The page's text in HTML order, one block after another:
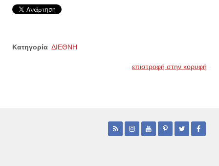
Κατηγορία ΔΙΕΘΝΗ
επιστροφή στην κορυφή